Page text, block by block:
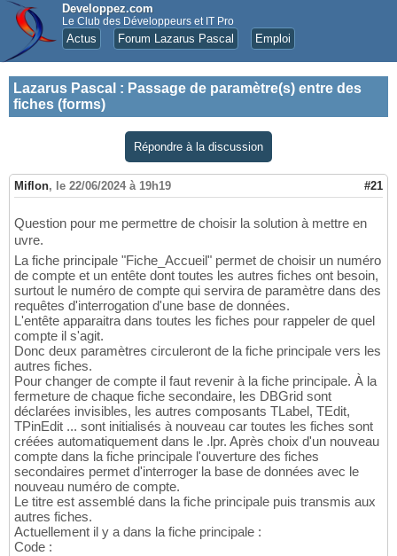
Developpez.com
Le Club des Développeurs et IT Pro
Actus Forum Lazarus Pascal Emploi
Lazarus Pascal : Passage de paramètre(s) entre des
fiches (forms)
Répondre à la discussion
Miflon, le 22/06/2024 à 19h19 #21
Question pour me permettre de choisir la solution à mettre en
uvre.
La fiche principale "Fiche_Accueil" permet de choisir un numéro
de compte et un entête dont toutes les autres fiches ont besoin,
surtout le numéro de compte qui servira de paramètre dans des
requêtes d'interrogation d'une base de données.
L'entête apparaitra dans toutes les fiches pour rappeler de quel
compte il s'agit.
Donc deux paramètres circuleront de la fiche principale vers les
autres fiches.
Pour changer de compte il faut revenir à la fiche principale. À la
fermeture de chaque fiche secondaire, les DBGrid sont
déclarées invisibles, les autres composants TLabel, TEdit,
TPinEdit ... sont initialisés à nouveau car toutes les fiches sont
créées automatiquement dans le .lpr. Après choix d'un nouveau
compte dans la fiche principale l'ouverture des fiches
secondaires permet d'interroger la base de données avec le
nouveau numéro de compte.
Le titre est assemblé dans la fiche principale puis transmis aux
autres fiches.
Actuellement il y a dans la fiche principale :
Code :